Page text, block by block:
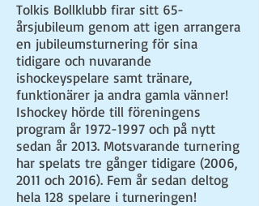
Tolkis Bollklubb firar sitt 65-
årsjubileum genom att igen arrangera
en jubileumsturnering för sina
tidigare och nuvarande
ishockeyspelare samt tränare,
funktionärer ja andra gamla vänner!
Ishockey hörde till föreningens
program år 1972-1997 och på nytt
sedan år 2013. Motsvarande turnering
har spelats tre gånger tidigare (2006,
2011 och 2016). Fem år sedan deltog
hela 128 spelare i turneringen!